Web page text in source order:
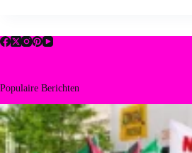
Populaire Berichten